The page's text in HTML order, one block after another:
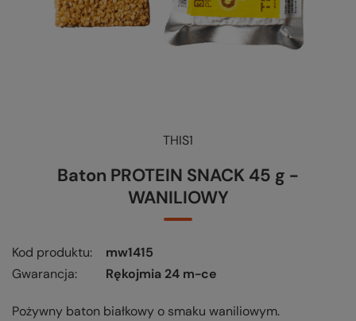
THIS1
Baton PROTEIN SNACK 45 g -
WANILIOWY
Kod produktu
mw1415
Gwarancja
Rękojmia 24 m-ce
Pożywny baton białkowy o smaku waniliowym.